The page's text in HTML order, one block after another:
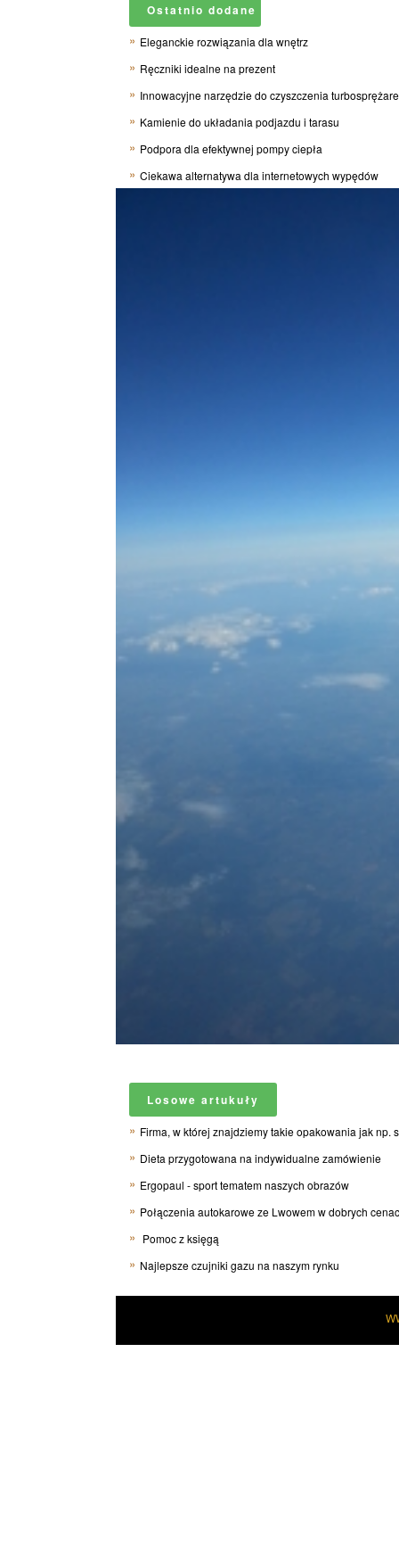
Ostatnio dodane
Eleganckie rozwiązania dla wnętrz
Ręczniki idealne na prezent
Innowacyjne narzędzie do czyszczenia
Kamienie do układania podjazdu i tarasu
Podpora dla efektywnej pompy ciepła
Ciekawa alternatywa dla internetowych wypędów
Losowe artukuły
Firma, w której znajdziemy takie opakowania jak np.
Dieta przygotowana na indywidualne zamówienie
Ergopaul - sport tematem naszych obrazów
Połączenia autokarowe ze Lwowem w dobrych
Pomoc z księgą
Najlepsze czujniki gazu na naszym rynku